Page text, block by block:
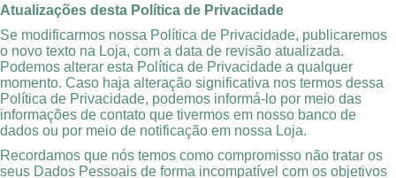
Atualizações desta Política de Privacidade
Se modificarmos nossa Política de Privacidade, publicaremos
o novo texto na Loja, com a data de revisão atualizada.
Podemos alterar esta Política de Privacidade a qualquer
momento. Caso haja alteração significativa nos termos dessa
Política de Privacidade, podemos informá-lo por meio das
informações de contato que tivermos em nosso banco de
dados ou por meio de notificação em nossa Loja.
Recordamos que nós temos como compromisso não tratar os
seus Dados Pessoais de forma incompatível com os objetivos